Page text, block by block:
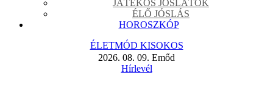
JÁTÉKOS JÓSLÁTOK
ÉLŐ JÓSLÁS
HOROSZKÓP
ÉLETMÓD KISOKOS
2026. 08. 09. Emőd
Hírlevél